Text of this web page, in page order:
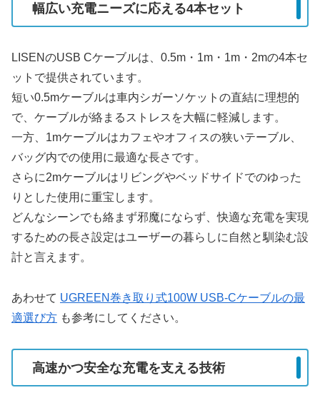
幅広い充電ニーズに応える4本セット
LISENのUSB Cケーブルは、0.5m・1m・1m・2mの4本セ
ットで提供されています。
短い0.5mケーブルは車内シガーソケットの直結に理想的
で、ケーブルが絡まるストレスを大幅に軽減します。
一方、1mケーブルはカフェやオフィスの狭いテーブル、
バッグ内での使用に最適な長さです。
さらに2mケーブルはリビングやベッドサイドでのゆった
りとした使用に重宝します。
どんなシーンでも絡まず邪魔にならず、快適な充電を実現
するための長さ設定はユーザーの暮らしに自然と馴染む設
計と言えます。
あわせて UGREEN巻き取り式100W USB-Cケーブルの最
適選び方 も参考にしてください。
高速かつ安全な充電を支える技術